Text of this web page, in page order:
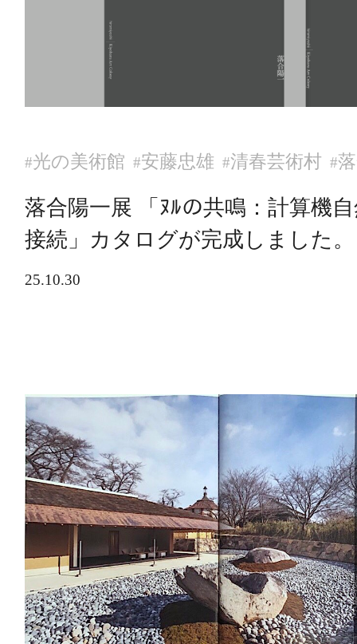
#光の美術館 #安藤忠雄 #清春芸術村 #
落合陽一展 「ﾇﾙの共鳴：計算機
接続」カタログが完成しました。
25.10.30